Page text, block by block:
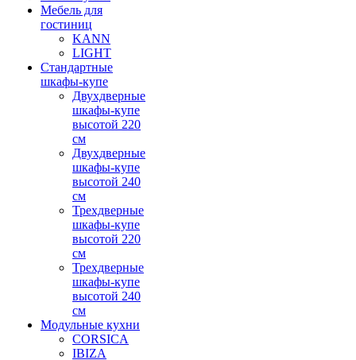
Мебель для
гостиниц
KANN
LIGHT
Стандартные
шкафы-купе
Двухдверные
шкафы-купе
высотой 220
см
Двухдверные
шкафы-купе
высотой 240
см
Трехдверные
шкафы-купе
высотой 220
см
Трехдверные
шкафы-купе
высотой 240
см
Модульные кухни
CORSICA
IBIZA